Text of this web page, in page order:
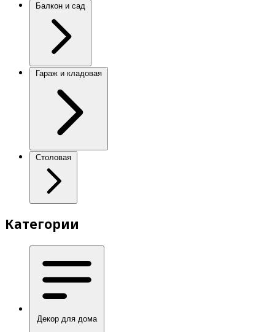
Балкон и сад
Гараж и кладовая
Столовая
Категории
Декор для дома